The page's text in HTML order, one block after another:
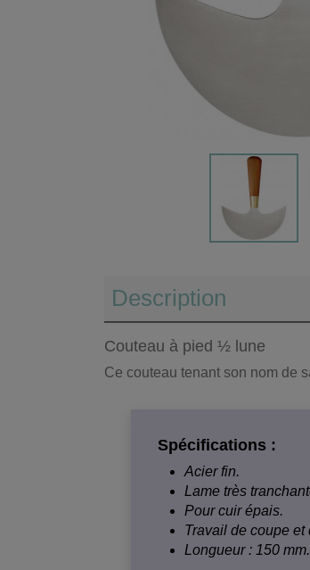
Description
Couteau à pied ½ lune
Ce couteau tenant son nom de
Spécifications :
Acier fin.
Lame très
Pour cuir épais.
Travail de coupe et
Longueur : 150 mm.